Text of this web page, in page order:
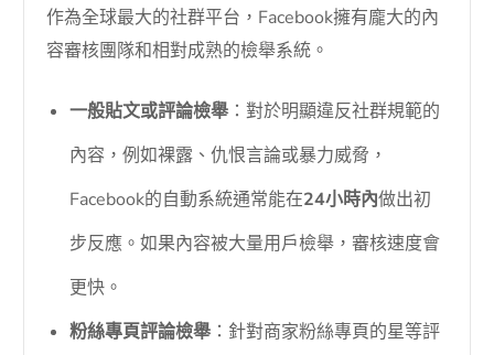
作為全球最大的社群平台，Facebook擁有龐大的內
容審核團隊和相對成熟的檢舉系統。
一般貼文或評論檢舉 ：對於明顯違反社群規範的
內容，例如裸露、仇恨言論或暴力威脅，
Facebook的自動系統通常能在24小時內做出初
步反應。如果內容被大量用戶檢舉，審核速度會
更快。
粉絲專頁評論檢舉 ：針對商家粉絲專頁的星等評